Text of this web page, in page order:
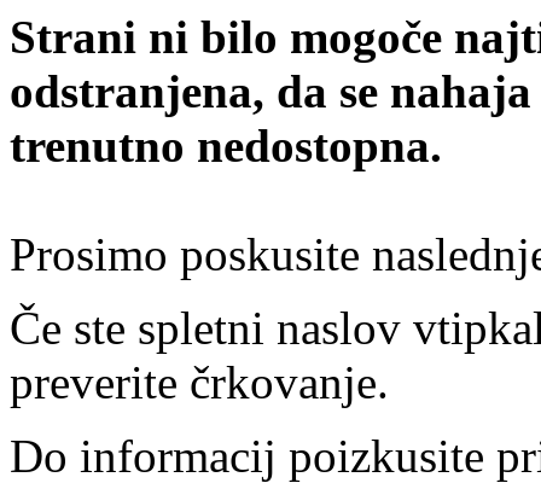
Strani ni bilo mogoče
odstranjena, da se
trenutno nedostopna.
Prosimo poskusite
Če ste spletni naslov
preverite črkovanje.
Do informacij poizkusite